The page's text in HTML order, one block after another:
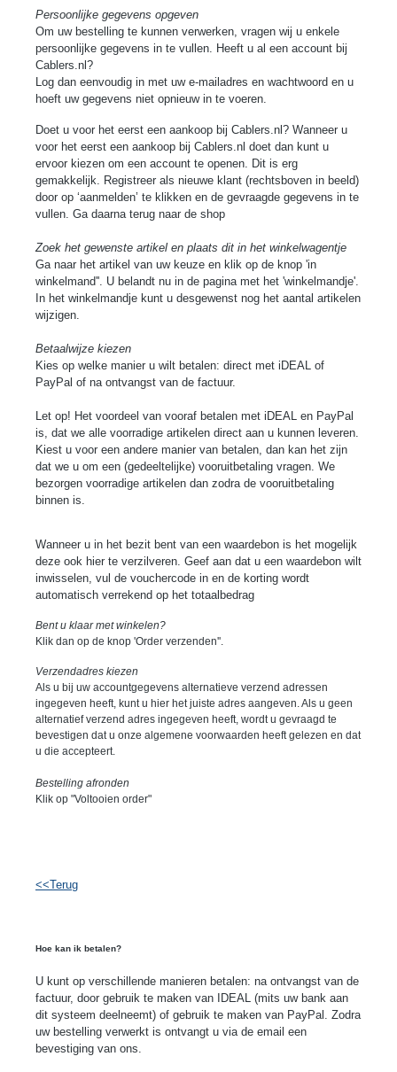
Persoonlijke gegevens opgeven
Om uw bestelling te kunnen verwerken, vragen wij u enkele
persoonlijke gegevens in te vullen. Heeft u al een account bij
Cablers.nl?
Log dan eenvoudig in met uw e-mailadres en wachtwoord en u
hoeft uw gegevens niet opnieuw in te voeren.
Doet u voor het eerst een aankoop bij Cablers.nl? Wanneer u
voor het eerst een aankoop bij Cablers.nl doet dan kunt u
ervoor kiezen om een account te openen. Dit is erg
gemakkelijk. Registreer als nieuwe klant (rechtsboven in beeld)
door op ‘aanmelden’ te klikken en de gevraagde gegevens in te
vullen. Ga daarna terug naar de shop
Zoek het gewenste artikel en plaats dit in het winkelwagentje
Ga naar het artikel van uw keuze en klik op de knop 'in
winkelmand''. U belandt nu in de pagina met het 'winkelmandje'.
In het winkelmandje kunt u desgewenst nog het aantal artikelen
wijzigen.
Betaalwijze kiezen
Kies op welke manier u wilt betalen: direct met iDEAL of
PayPal of na ontvangst van de factuur.
Let op! Het voordeel van vooraf betalen met iDEAL en PayPal
is, dat we alle voorradige artikelen direct aan u kunnen leveren.
Kiest u voor een andere manier van betalen, dan kan het zijn
dat we u om een (gedeeltelijke) vooruitbetaling vragen. We
bezorgen voorradige artikelen dan zodra de vooruitbetaling
binnen is.
Wanneer u in het bezit bent van een waardebon is het mogelijk
deze ook hier te verzilveren. Geef aan dat u een waardebon wilt
inwisselen, vul de vouchercode in en de korting wordt
automatisch verrekend op het totaalbedrag
Bent u klaar met winkelen?
Klik dan op de knop 'Order verzenden''.
Verzendadres kiezen
Als u bij uw accountgegevens alternatieve verzend adressen
ingegeven heeft, kunt u hier het juiste adres aangeven. Als u geen
alternatief verzend adres ingegeven heeft, wordt u gevraagd te
bevestigen dat u onze algemene voorwaarden heeft gelezen en dat
u die accepteert.
Bestelling afronden
Klik op "Voltooien order"
<<Terug
Hoe kan ik betalen?
U kunt op verschillende manieren betalen: na ontvangst van de
factuur, door gebruik te maken van IDEAL (mits uw bank aan
dit systeem deelneemt) of gebruik te maken van PayPal. Zodra
uw bestelling verwerkt is ontvangt u via de email een
bevestiging van ons.